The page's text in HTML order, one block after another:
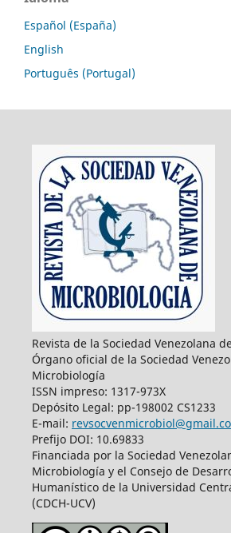
Español (España)
English
Português (Portugal)
Revista de la Sociedad Venezolana
Órgano oficial de la Sociedad
Microbiología
ISSN impreso: 1317-973X
Depósito Legal: pp-198002 CS1233
E-mail:
Prefijo DOI: 10.69833
Financiada por la Sociedad
Microbiología y el Consejo de
Humanístico de la Universidad
(CDCH-UCV)